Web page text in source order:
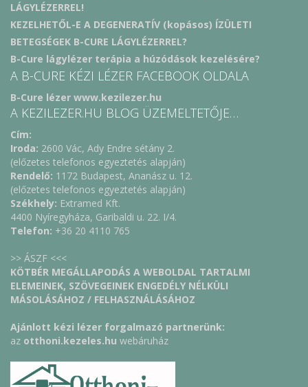
LÁGYLÉZERREL!
KEZELHETŐL-E A DEGENERATÍV (kopásos) ÍZÜLETI
BETEGSÉGEK B-CURE LÁGYLÉZERREL?
B-Cure lágylézer terápia a húzódások kezelésére?
A B-CURE KÉZI LÉZER FACEBOOK OLDALA
B-Cure lézer www.kezilezer.hu
A KEZILEZER.HU BLOG ÜZEMELTETŐJE…
Cím:
Iroda: 2600 Vác, Ady Endre sétány 2.
(előzetes telefonos egyeztetés alapján)
Rendelő: 1172 Budapest, Ananász u. 12.
(előzetes telefonos egyeztetés alapján)
Székhely: Extramed Kft.
4400 Nyíregyháza, Garibaldi u. 22. I/4.
Telefon: +36 20 4110 765
>> ÁSZF <<<
KÖTBÉR MEGÁLLAPODÁS A WEBOLDAL TARTALMI
ELEMEINEK, SZÖVEGEINEK ENGEDÉLY NÉLKÜLI
MÁSOLÁSÁHOZ / FELHASZNÁLÁSÁHOZ
Ajánlott kézi lézer forgalmazó partnerünk:
az otthoni.kezeles.hu webáruház